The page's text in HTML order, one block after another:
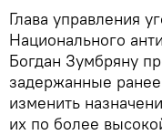
Глава управления
Национального
Богдан Зумбряну
задержанные
изменить
их по более